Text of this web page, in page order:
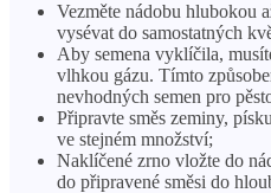
Vezměte nádobu hlubokou
vysévat do samostatných
Aby semena vyklíčila,
vlhkou gázu. Tímto
nevhodných semen pro
Připravte směs zeminy,
ve stejném množství;
Naklíčené zrno vložte do
do připravené směsi do